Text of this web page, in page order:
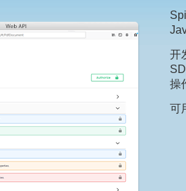
开
操
可